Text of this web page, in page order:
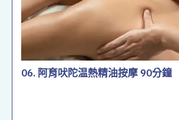
06. 阿育吠陀温熱精油按摩 90分鐘